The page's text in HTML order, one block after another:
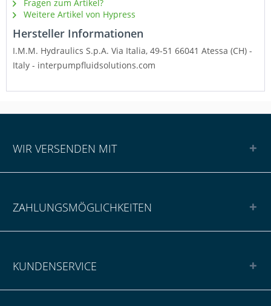
Fragen zum Artikel?
Weitere Artikel von Hypress
Hersteller Informationen
I.M.M. Hydraulics S.p.A. Via Italia, 49-51 66041 Atessa (CH) -
Italy - interpumpfluidsolutions.com
WIR VERSENDEN MIT
ZAHLUNGSMÖGLICHKEITEN
KUNDENSERVICE